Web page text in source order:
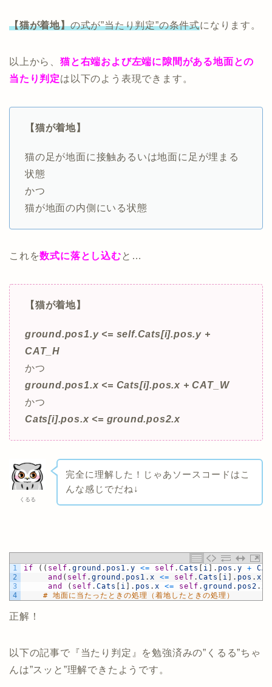
【猫が着地】の式が”当たり判定”の条件式になります。
以上から、 猫と右端および左端に隙間がある地面との
当たり判定は以下のよう表現できます。
【猫が着地】
猫の足が地面に接触あるいは地面に足が埋まる
状態
かつ
猫が地面の内側にいる状態
これを数式に落とし込むと…
【猫が着地】
ground.pos1.y <= self.Cats[i].pos.y +
CAT_H
かつ
ground.pos1.x <= Cats[i].pos.x + CAT_W
かつ
Cats[i].pos.x <= ground.pos2.x
くるる
完全に理解した！じゃあソースコードはこ
んな感じでだね↓
1
2
3
4
if ( ( self . ground . pos1 . y <= self . Cats i . pos . y +
and ( self . ground . pos1 . x <= self . Cats i . pos . x
and
( self . Cats i . pos . x <= self . ground . pos2 . x
# 地面に当たったときの処理（着地したときの処理）
正解！
以下の記事で『当たり判定』を勉強済みの”くるる”ちゃ
んは”スッと”理解できたようです。